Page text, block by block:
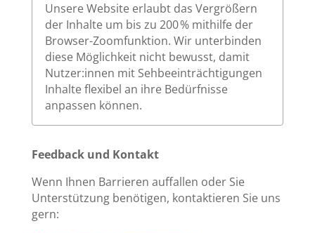
Unsere Website erlaubt das Vergrößern
der Inhalte um bis zu 200 % mithilfe der
Browser-Zoomfunktion. Wir unterbinden
diese Möglichkeit nicht bewusst, damit
Nutzer:innen mit Sehbeeinträchtigungen
Inhalte flexibel an ihre Bedürfnisse
anpassen können.
Feedback und Kontakt
Wenn Ihnen Barrieren auffallen oder Sie
Unterstützung benötigen, kontaktieren Sie uns
gern: